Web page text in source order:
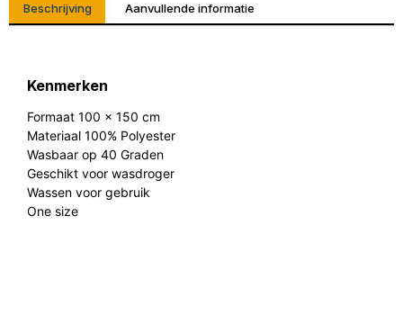
Beschrijving Aanvullende informatie
Kenmerken
Formaat 100 x 150 cm
Materiaal 100% Polyester
Wasbaar op 40 Graden
Geschikt voor wasdroger
Wassen voor gebruik
One size